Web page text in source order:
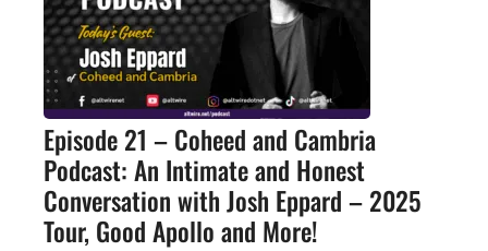
Episode 21 – Coheed and Cambria
Podcast: An Intimate and Honest
Conversation with Josh Eppard – 2025
Tour, Good Apollo and More!